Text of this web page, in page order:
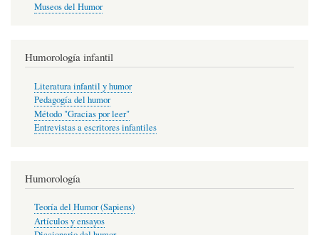
Museos del Humor
Humorología infantil
Literatura infantil y humor
Pedagogía del humor
Método "Gracias por leer"
Entrevistas a escritores infantiles
Humorología
Teoría del Humor (Sapiens)
Artículos y ensayos